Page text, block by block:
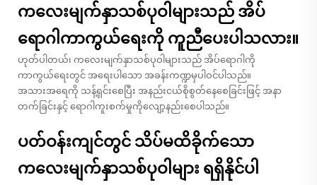
ကလေးမျက်နှာသစ်ပုဝါများသည် အိပ်
ရောဂါကာကွယ်ရေးကို ကူညီပေးပါသလား။
ဟုတ်ပါတယ်၊ ကလေးမျက်နှာသစ်ပုဝါများသည် အိပ်ရောဂါကို
ကာကွယ်ရေးတွင် အရေးပါသော အခန်းကဏ္ဍမှပါဝင်ပါသည်။
အသားအရေကို သန့်ရှင်းစေပြီး အနည်းငယ်စိုစွတ်နေစေခြင်းဖြင့် အနာ
တက်ခြင်းနှင့် ရောဂါကူးစက်မှုကိုလျော့နည်းစေပါသည်။
ပတ်ဝန်းကျင်တွင် သိပ်မထိခိုက်သော
ကလေးမျက်နှာသစ်ပုဝါများ ရရှိနိုင်ပါ